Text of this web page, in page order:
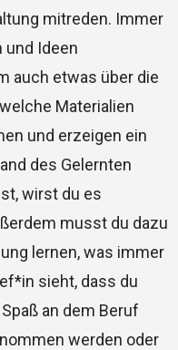
mitreden. Immer
und Ideen
auch etwas über die
Materialien
und erzeigen ein
des Gelernten
wirst du es
musst du dazu
lernen, was immer
sieht, dass du
an dem Beruf
werden oder